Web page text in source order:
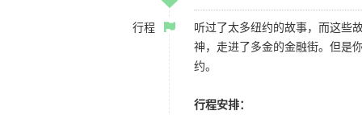
行程
听过了太多纽约的故事，而这些
神，走进了多金的金融街。但是
约。
行程安排：